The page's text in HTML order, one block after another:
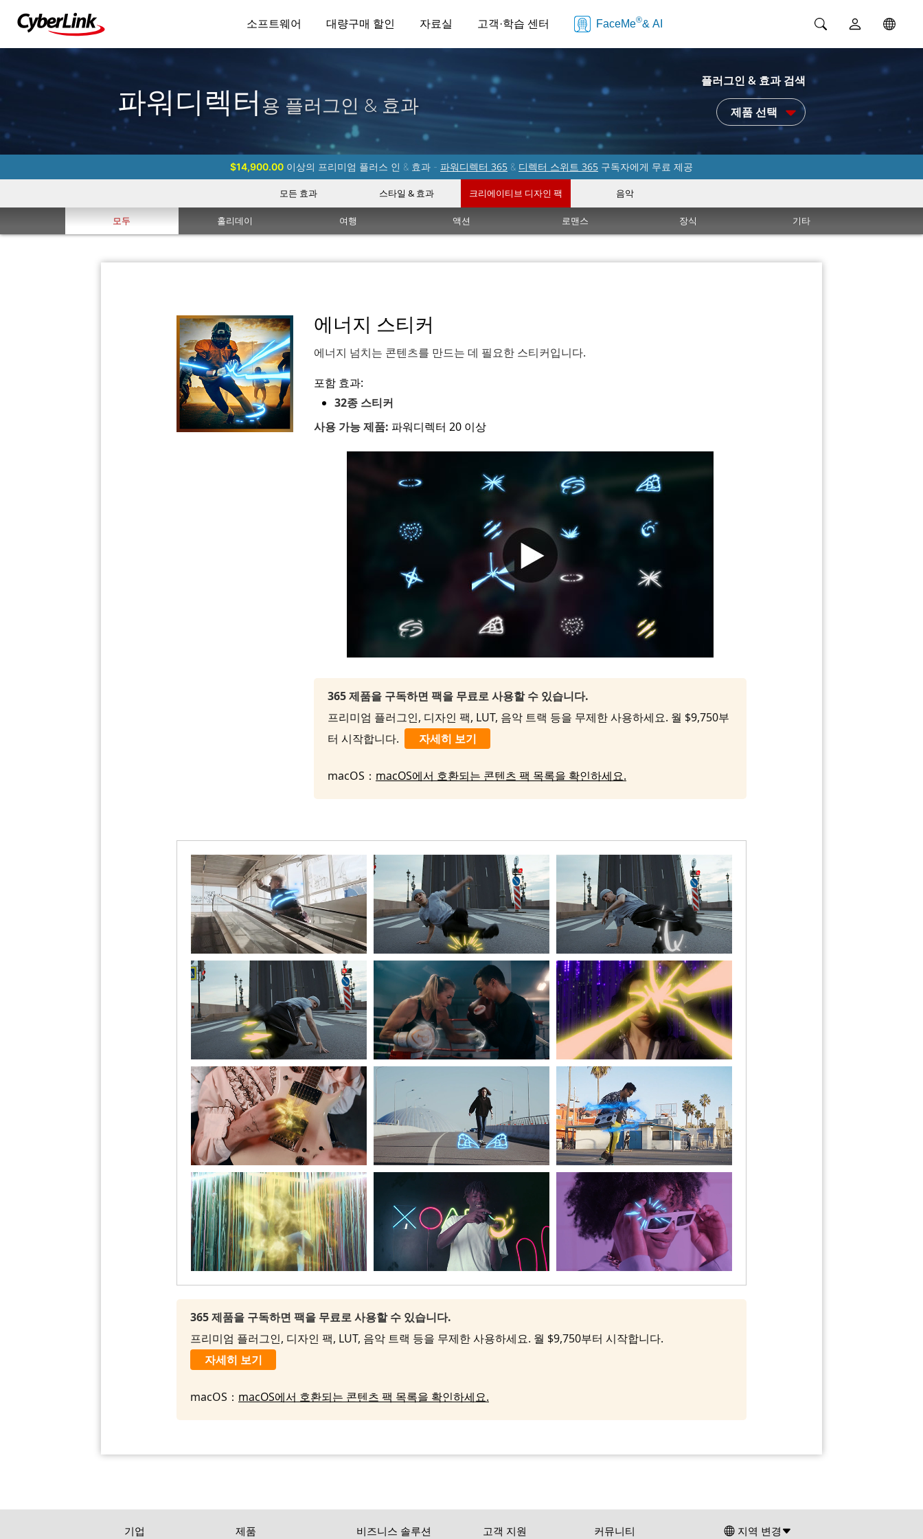
소프트웨어 대량구매 할인 자료실 고객·학습 센터 FaceMe®& AI
파워디렉터용 플러그인 & 효과
플러그인 & 효과 검색
제품 선택
$14,900.00 이상의 프리미엄 플러스 인 & 효과 - 파워디렉터 365 & 디렉터 스위트 365 구독자에게 무료 제공
모든 효과 스타일 & 효과 크리에이티브 디자인 팩 음악
모두 홀리데이 여행 액션 로맨스 장식 기타
에너지 스티커
에너지 넘치는 콘텐츠를 만드는 데 필요한 스티커입니다.
포함 효과:
32종 스티커
사용 가능 제품: 파워디렉터 20 이상
365 제품을 구독하면 팩을 무료로 사용할 수 있습니다.
프리미엄 플러그인, 디자인 팩, LUT, 음악 트랙 등을 무제한 사용하세요. 월 $9,750부
터 시작합니다.
자세히 보기
macOS： macOS에서 호환되는 콘텐츠 팩 목록을 확인하세요.
365 제품을 구독하면 팩을 무료로 사용할 수 있습니다.
프리미엄 플러그인, 디자인 팩, LUT, 음악 트랙 등을 무제한 사용하세요. 월 $9,750부터 시작합니다.
자세히 보기
macOS： macOS에서 호환되는 콘텐츠 팩 목록을 확인하세요.
기업 제품 비즈니스 솔루션 고객 지원 커뮤니티 지역 변경